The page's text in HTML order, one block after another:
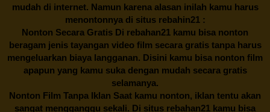
mudah di internet. Namun karena alasan inilah kamu harus
menontonnya di situs rebahin21 :
Nonton Secara Gratis Di rebahan21 kamu bisa nonton
beragam jenis tayangan video film secara gratis tanpa harus
mengeluarkan biaya langganan. Disini kamu bisa nonton film
apapun yang kamu suka dengan mudah secara gratis
selamanya.
Nonton Film Tanpa Iklan Saat kamu nonton, iklan tentu akan
sangat mengganggu sekali. Di situs rebahan21 kamu bisa